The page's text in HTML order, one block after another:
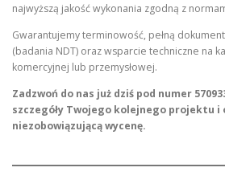
najwyższą jakość wykonania zgodną z
Gwarantujemy terminowość, pełną
(badania NDT) oraz wsparcie techniczne na
komercyjnej lub przemysłowej.
Zadzwoń do nas już dziś pod numer
szczegóły Twojego kolejnego projektu i
niezobowiązującą wycenę.